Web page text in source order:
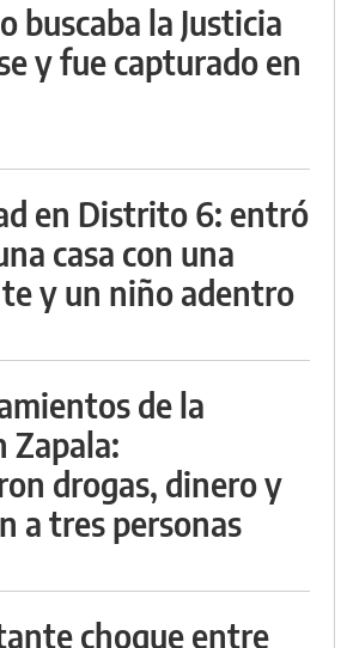
buscaba la Justicia
y fue capturado en
en Distrito 6: entró
casa con una
y un niño adentro
de la
Zapala:
drogas, dinero y
a tres personas
choque entre